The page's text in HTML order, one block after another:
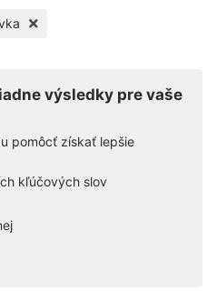
výsledky pre vaše
pomôcť získať lepšie
kľúčových slov